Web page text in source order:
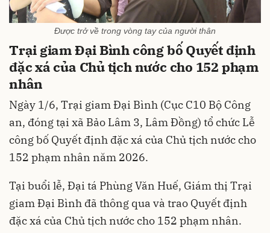
Được trở về trong vòng tay của người thân
Trại giam Đại Bình công bố Quyết định
đặc xá của Chủ tịch nước cho 152 phạm
nhân
Ngày 1/6, Trại giam Đại Bình (Cục C10 Bộ Công
an, đóng tại xã Bảo Lâm 3, Lâm Đồng) tổ chức Lễ
công bố Quyết định đặc xá của Chủ tịch nước cho
152 phạm nhân năm 2026.
Tại buổi lễ, Đại tá Phùng Văn Huế, Giám thị Trại
giam Đại Bình đã thông qua và trao Quyết định
đặc xá của Chủ tịch nước cho 152 phạm nhân.